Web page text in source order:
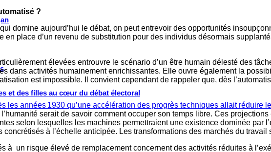
et des filles au cœur du débat électoral
?
domine aujourd’hui le débat, on peut entrevoir des opportunités
en place d’un revenu de substitution pour des individus désormais
élevées entrouvre le scénario d’un être humain délesté des
dans activités humainement enrichissantes. Elle ouvre également la
est impossible. Il convient cependant de rappeler que, dès
les années 1930 qu’une accélération des progrès techniques allait réduire
serait de savoir comment occuper son temps libre. Ces
selon lesquelles les machines permettraient une existence dominée par
à l’échelle anticipée. Les transformations des marchés du
à un risque élevé de remplacement concernent des activités réduites à